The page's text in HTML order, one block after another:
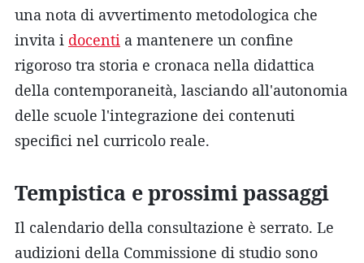
una nota di avvertimento metodologica che
invita i docenti a mantenere un confine
rigoroso tra storia e cronaca nella didattica
della contemporaneità, lasciando all'autonomia
delle scuole l'integrazione dei contenuti
specifici nel curricolo reale.
Tempistica e prossimi passaggi
Il calendario della consultazione è serrato. Le
audizioni della Commissione di studio sono